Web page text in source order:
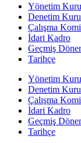
Yönetim
Denetim
Çalışma
İdari Kadro
Geçmiş
Tarihçe
Yönetim
Denetim
Çalışma
İdari Kadro
Geçmiş
Tarihçe